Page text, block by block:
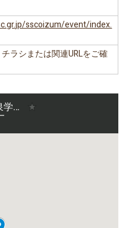
sscoizum/event/index.
ラシまたは関連URLをご確